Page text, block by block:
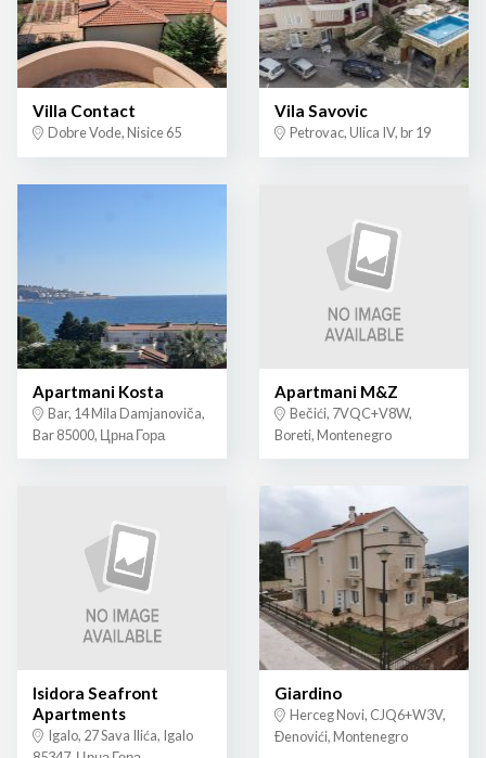
Villa Contact
Dobre Vode, Nisice 65
Vila Savovic
Petrovac, Ulica IV, br 19
Apartmani Kosta
Bar, 14 Mila Damjanoviča,
Bar 85000, Црна Гора
Apartmani M&Z
Bečići, 7VQC+V8W,
Boreti, Montenegro
Isidora Seafront
Apartments
Igalo, 27 Sava Ilića, Igalo
Giardino
Herceg Novi, CJQ6+W3V,
Đenovići, Montenegro